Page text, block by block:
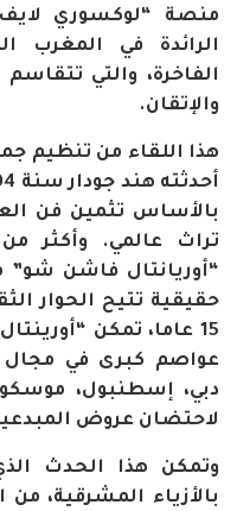
منصة “لوكسوري لايف
الرائدة في المغرب
الفاخرة، والتي
والإتقان.
هذا اللقاء من تنظيم
بالأساس تثمين فن
تراث عالمي. وأكثر
“أوريانتال فاشن شو”
حقيقية تتيح الحوار
15 عاما، تمكن
عواصم كبرى في مجال
دبي، إسطنبول، موسكو
لاحتضان عروض
وتمكن هذا الحدث
بالأزياء المشرقية،